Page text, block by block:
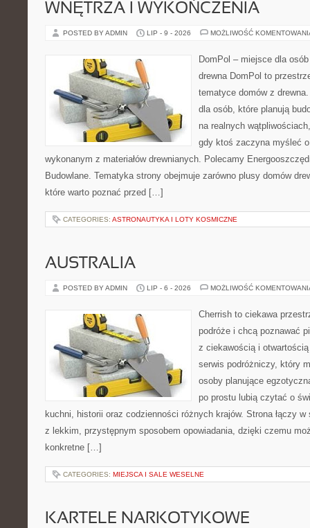
WNĘTRZA I WYKOŃCZENIA
POSTED BY ADMIN LIP - 9 - 2026 MOŻLIWOŚĆ
DomPol – miejsce dla
drewna DomPol to
tematyce domów z
dla osób, które planują
na realnych
gdy ktoś zaczyna myśleć o
wykonanym z materiałów drewnianych. Polecamy
Budowlane. Tematyka strony obejmuje zarówno plusy domów
które warto poznać przed […]
CATEGORIES: ASTRONAUTYKA I LOTY KOSMICZNE
AUSTRALIA
POSTED BY ADMIN LIP - 6 - 2026 MOŻLIWOŚĆ
Cherrish to ciekawa
podróże i chcą poznawać
z ciekawością i
serwis podróżniczy, który
osoby planujące
po prostu lubią czytać o
kuchni, historii oraz codzienności różnych krajów. Strona łączy
z lekkim, przystępnym sposobem opowiadania, dzięki czemu
konkretne […]
CATEGORIES: MIEJSCA I SALE WESELNE
KARTELE NARKOTYKOWE